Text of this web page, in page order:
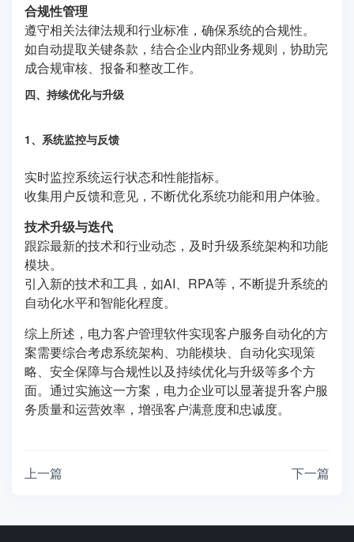
合规性管理
遵守相关法律法规和行业标准，确保系统的合规性。
如自动提取关键条款，结合企业内部业务规则，协助完
成合规审核、报备和整改工作。
四、持续优化与升级
1、系统监控与反馈
实时监控系统运行状态和性能指标。
收集用户反馈和意见，不断优化系统功能和用户体验。
技术升级与迭代
跟踪最新的技术和行业动态，及时升级系统架构和功能
模块。
引入新的技术和工具，如AI、RPA等，不断提升系统的
自动化水平和智能化程度。
综上所述，电力客户管理软件实现客户服务自动化的方
案需要综合考虑系统架构、功能模块、自动化实现策
略、安全保障与合规性以及持续优化与升级等多个方
面。通过实施这一方案，电力企业可以显著提升客户服
务质量和运营效率，增强客户满意度和忠诚度。
上一篇 下一篇